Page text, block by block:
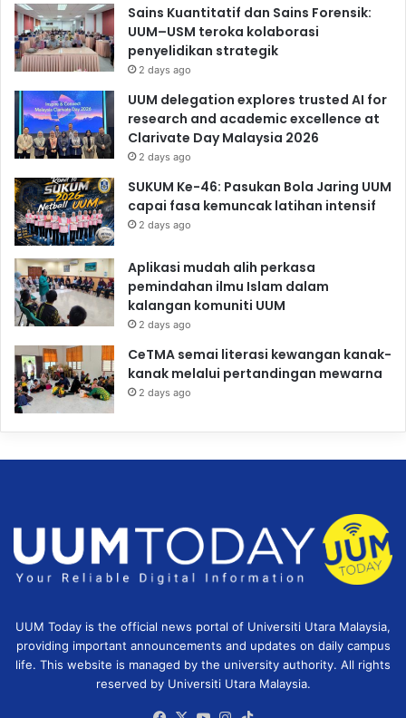
Sains Kuantitatif dan Sains Forensik:
UUM–USM teroka kolaborasi
penyelidikan strategik
2 days ago
UUM delegation explores trusted AI for
research and academic excellence at
Clarivate Day Malaysia 2026
2 days ago
SUKUM Ke-46: Pasukan Bola Jaring UUM
capai fasa kemuncak latihan intensif
2 days ago
Aplikasi mudah alih perkasa
pemindahan ilmu Islam dalam
kalangan komuniti UUM
2 days ago
CeTMA semai literasi kewangan kanak-
kanak melalui pertandingan mewarna
2 days ago
UUM Today is the official news portal of Universiti Utara Malaysia,
providing important announcements and updates on daily campus
life. This website is managed by the university authority. All rights
reserved by Universiti Utara Malaysia.